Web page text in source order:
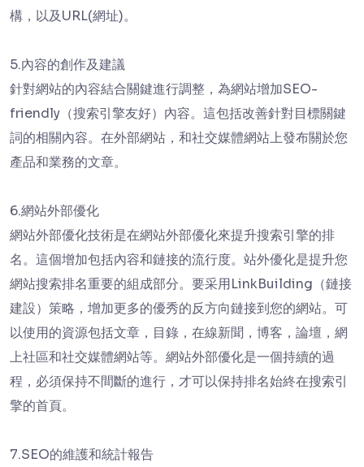
構，以及URL(網址)。
5.內容的創作及建議
針對網站的內容結合關鍵進行調整，為網站增加SEO-
friendly（搜索引擎友好）內容。這包括改善針對目標關鍵
詞的相關內容。在外部網站，和社交媒體網站上發布關於您
產品和業務的文章。
6.網站外部優化
網站外部優化技術是在網站外部優化來提升搜索引擎的排
名。這個增加包括內容和鏈接的流行度。站外優化是提升您
網站搜索排名重要的組成部分。要采用LinkBuilding（鏈接
建設）策略，增加更多的優秀的反方向鏈接到您的網站。可
以使用的資源包括文章，目錄，在線新聞，博客，論壇，網
上社區和社交媒體網站等。網站外部優化是一個持續的過
程，必須保持不間斷的進行，才可以保持排名始終在搜索引
擎的首頁。
7.SEO的維護和統計報告